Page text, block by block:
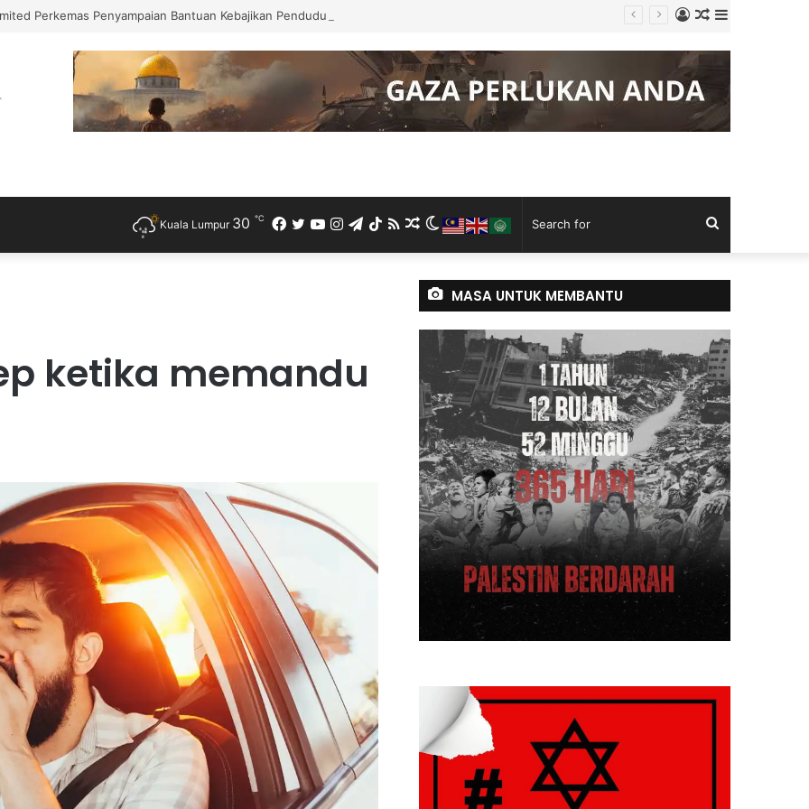
Perkemas Penyampaian Bantuan Kebajikan Penduduk di Ampang
Random
Article
Log
In
for
Switch
skin
Random
Article
RSS
TikTok
Telegram
Instagram
YouTube
Twitter
Facebook
Kuala Lumpur 30 ℃
ketika memandu
MASA UNTUK MEMBANTU